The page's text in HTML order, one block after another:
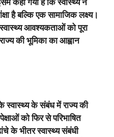
है बल्कि एक सामाजिक लक्ष्य।
आवश्यकताओं को पूरा
की भूमिका का आह्वान
स्वास्थ्य के संबंध में राज्य की
को फिर से परिभाषित
के भीतर स्वास्थ्य संबंधी